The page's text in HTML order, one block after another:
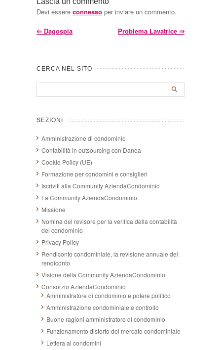
Devi essere connesso per inviare un commento.
⇐ Dagospia Problema Lavatrice ⇒
CERCA NEL SITO
SEZIONI
Amministrazione di condominio
Contabilità in outsourcing con Danea
Cookie Policy (UE)
Formazione per condomini e consiglieri
Iscriviti alla Community AziendaCondominio
La Community AziendaCondominio
Missione
Nomina del revisore per la verifica della contabilità
del condominio
Privacy Policy
Rendiconto condominiale, la revisione annuale del
rendiconto
Visione della Community AziendaCondominio
Consorzio AziendaCondominio
Amministratore di condominio e potere politico
Amministrazione condominiale e controllo
Buone ragioni amministratore di condominio
Funzionamento distorto del mercato condominiale
Lettera ai condomini